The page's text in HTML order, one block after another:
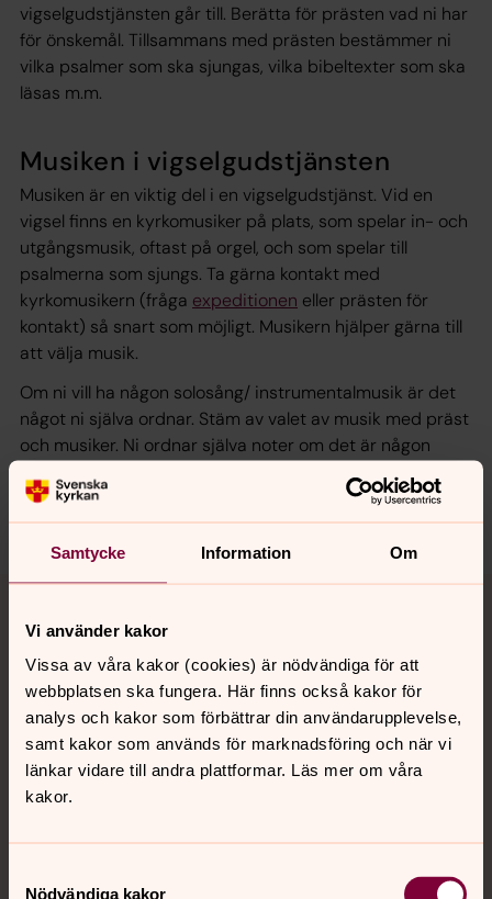
Samtycke Information Om
Vi använder kakor
Vissa av våra kakor (cookies) är nödvändiga för att
webbplatsen ska fungera. Här finns också kakor för
analys och kakor som förbättrar din användarupplevelse,
samt kakor som används för marknadsföring och när vi
länkar vidare till andra plattformar. Läs mer om våra
kakor.
Nödvändiga kakor
vigselgudstjänsten går till. Berätta för prästen vad ni har
för önskemål. Tillsammans med prästen bestämmer ni
vilka psalmer som ska sjungas, vilka bibeltexter som ska
läsas m.m.
Musiken i vigselgudstjänsten
Musiken är en viktig del i en vigselgudstjänst. Vid en
vigsel finns en kyrkomusiker på plats, som spelar in- och
utgångsmusik, oftast på orgel, och som spelar till
psalmerna som sjungs. Ta gärna kontakt med
kyrkomusikern (fråga expeditionen eller prästen för
kontakt) så snart som möjligt. Musikern hjälper gärna till
att välja musik.
Om ni vill ha någon solosång/ instrumentalmusik är det
något ni själva ordnar. Stäm av valet av musik med präst
och musiker. Ni ordnar själva noter om det är någon
särskild musik ni vill att kyrkomusikern ska spela.
Gratis för medlemmar
Kärleken är tålmodig och god.
Kärleken är inte stridslysten, inte
skrytsam och inte uppblåst. Den
är inte utmanande, inte självisk,
den brusar inte upp, den vill ingen
något ont. Den finner inte glädje i
orätten, men gläds med
sanningen. Allt bär den, allt tror